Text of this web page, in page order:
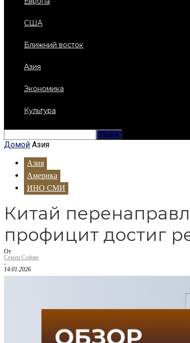
США
Ближний восток
Азия
Экономика
Культура
Домой Азия
Азия
Америка
ИНО СМИ
Китай
профицит достиг
От
Семен Софин
-
14.01.2026